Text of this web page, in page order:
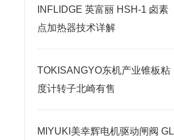
INFLIDGE 英富丽 HSH-1 卤素
点加热器技术详解
TOKISANGYO东机产业锥板粘
度计转子北崎有售
MIYUKI美幸辉电机驱动闸阀 GL